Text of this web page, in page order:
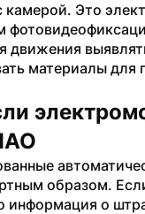
камерой. Это
материалы
образом.
информация о